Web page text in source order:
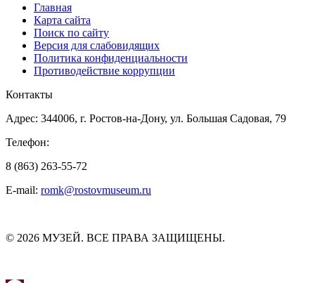
Главная
Карта сайта
Поиск по сайту
Версия для слабовидящих
Политика конфиденциальности
Противодействие коррупции
Контакты
Адрес: 344006, г. Ростов-на-Дону, ул. Большая Садовая, 79
Телефон:
8 (863) 263-55-72
E-mail: romk@rostovmuseum.ru
© 2026 МУЗЕЙ. ВСЕ ПРАВА ЗАЩИЩЕНЫ.